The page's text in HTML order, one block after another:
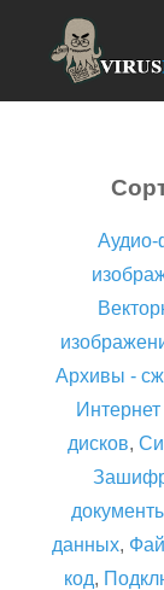
Архивы -
дисков,
данных,
код,